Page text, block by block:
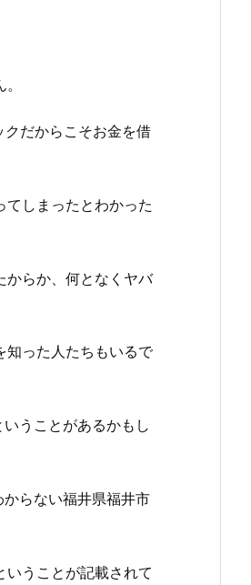
だからこそお金を借
しまったとわかった
からか、何となくヤバ
知った人たちもいるで
うことがあるかもし
らない福井県福井市
うことが記載されて